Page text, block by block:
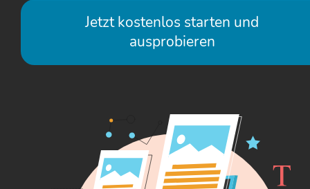
Jetzt kostenlos starten und
ausprobieren